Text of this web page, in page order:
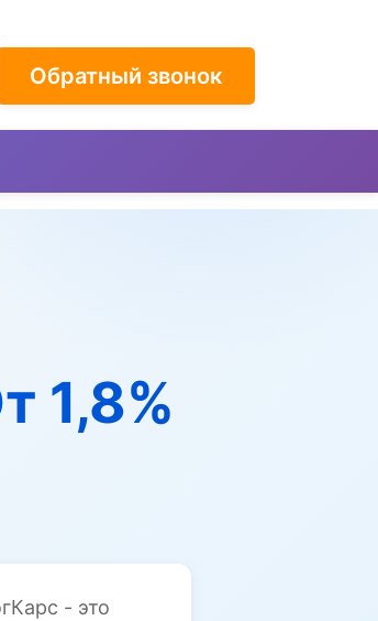
Обратный звонок
1,8%
- это